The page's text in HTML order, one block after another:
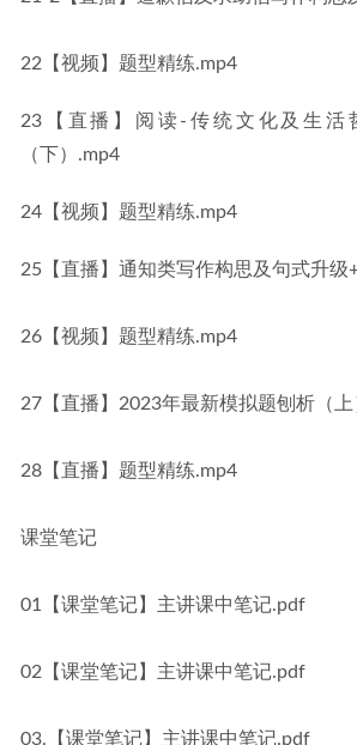
22【视频】题型精练.mp4
23【直播】阅读-传统文化及生活
（下）.mp4
24【视频】题型精练.mp4
25【直播】通知类写作构思及句式升级
26【视频】题型精练.mp4
27【直播】2023年最新模拟题刨析（
28【直播】题型精练.mp4
课堂笔记
01【课堂笔记】主讲课中笔记.pdf
02【课堂笔记】主讲课中笔记.pdf
03.【课堂笔记】主讲课中笔记.pdf